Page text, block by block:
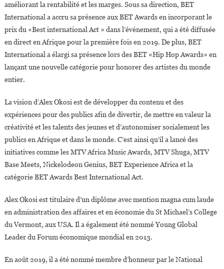
améliorant la rentabilité et les marges. Sous sa direction, BET
International a accru sa présence aux BET Awards en incorporant le
prix du «Best international Act » dans l’événement, qui a été diffusée
en direct en Afrique pour la première fois en 2019. De plus, BET
International a élargi sa présence lors des BET «Hip Hop Awards» en
lançant une nouvelle catégorie pour honorer des artistes du monde
entier.
La vision d’Alex Okosi est de développer du contenu et des
expériences pour des publics afin de divertir, de mettre en valeur la
créativité et les talents des jeunes et d’autonomiser socialement les
publics en Afrique et dans le monde. C’est ainsi qu’il a lancé des
initiatives comme les MTV Africa Music Awards, MTV Shuga, MTV
Base Meets, Nickelodeon Genius, BET Experience Africa et la
catégorie BET Awards Best International Act.
Alex Okosi est titulaire d’un diplôme avec mention magna cum laude
en administration des affaires et en économie du St Michael’s College
du Vermont, aux USA. Il a également été nommé Young Global
Leader du Forum économique mondial en 2013.
En août 2019, il a été nommé membre d’honneur par le National